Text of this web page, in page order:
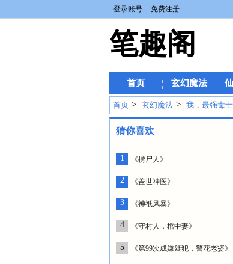
登录账号 免费注册
笔趣阁
首页 玄幻魔法
首页 > 玄幻魔法 > 我，最强毒
猜你喜欢
1 《捞尸人》
2 《盖世神医》
3 《神祇风暴》
4 《守村人，棺中妻》
5 《第99次成嫌疑犯，警花老婆》